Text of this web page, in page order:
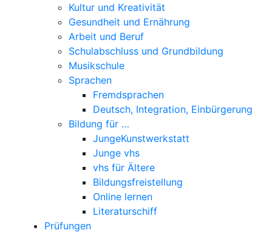
Kultur und Kreativität
Gesundheit und Ernährung
Arbeit und Beruf
Schulabschluss und Grundbildung
Musikschule
Sprachen
Fremdsprachen
Deutsch, Integration, Einbürgerung
Bildung für …
JungeKunstwerkstatt
Junge vhs
vhs für Ältere
Bildungsfreistellung
Online lernen
Literaturschiff
Prüfungen